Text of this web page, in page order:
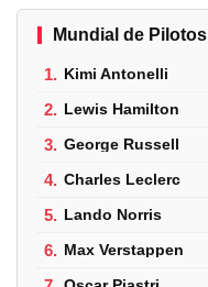
Mundial de Pilotos
1. Kimi Antonelli
2. Lewis Hamilton
3. George Russell
4. Charles Leclerc
5. Lando Norris
6. Max Verstappen